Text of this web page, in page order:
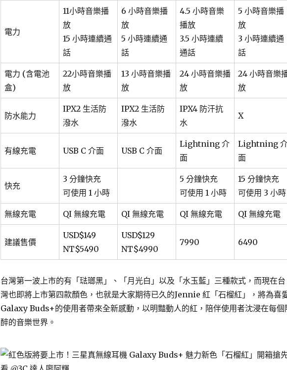
電力
11小時音樂播
放
15 小時連續通
話
6 小時音樂播
放
5 小時連續通
話
4.5 小時音樂
播放
3.5 小時連續
通話
5 小時音樂播
放
3 小時連續通
話
電力 (含電池
盒)
22小時音樂播
放
13 小時音樂播
放
24 小時音樂播
放
24 小時音樂
放
防水能力
IPX2 生活防
潑水
IPX2 生活防
潑水
IPX4 防汗抗
水
X
有線充電 USB C 介面 USB C 介面
Lightning 介
面
Lightning
面
快充
3 分鐘快充
可使用 1 小時
5 分鐘快充
可使用 1 小時
15 分鐘快充
可使用 3 小時
無線充電 QI 無線充電 QI 無線充電 QI 無線充電 QI 無線充電
建議售價
USD$149
NT$5490
USD$129
NT$4990
7990 6490
台灣第一波上市的有「琺瑯黑」、「月光白」以及「水玉藍」三種款式，而現在台
灣也即將上市第四款顏色，也就是大家期待已久的Jennie 紅「石榴紅」，將為喜
Galaxy Buds+的使用者帶來全新感動，以明豔動人的紅，陪伴使用者沈浸在每個
醉的音樂世界。